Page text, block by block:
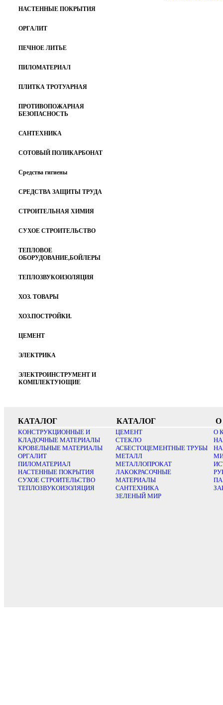
НАСТЕННЫЕ ПОКРЫТИЯ
ОРГАЛИТ
ПЕЧНОЕ ЛИТЬЕ
ПИЛОМАТЕРИАЛ
ПЛИТКА ТРОТУАРНАЯ
ПРОТИВОПОЖАРНАЯ
БЕЗОПАСНОСТЬ
САНТЕХНИКА
СОТОВЫЙ ПОЛИКАРБОНАТ
Средства гигиены
СРЕДСТВА ЗАЩИТЫ ТРУДА
СТРОИТЕЛЬНАЯ ХИМИЯ
СУХОЕ СТРОИТЕЛЬСТВО
ТЕПЛОВОЕ
ОБОРУДОВАНИЕ,БОЙЛЕРЫ
ТЕПЛОЗВУКОИЗОЛЯЦИЯ
ХОЗ. ТОВАРЫ
ХОЗ.ПОСТРОЙКИ.
ЦЕМЕНТ
ЭЛЕКТРИКА
ЭЛЕКТРОИНСТРУМЕНТ И
КОМПЛЕКТУЮЩИЕ
КАТАЛОГ КАТАЛОГ О
КОНСТРУКЦИОННЫЕ И
КЛАДОЧНЫЕ МАТЕРИАЛЫ
КРОВЕЛЬНЫЕ МАТЕРИАЛЫ
ОРГАЛИТ
ПИЛОМАТЕРИАЛ
НАСТЕННЫЕ ПОКРЫТИЯ
СУХОЕ СТРОИТЕЛЬСТВО
ТЕПЛОЗВУКОИЗОЛЯЦИЯ
ЦЕМЕНТ
СТЕКЛО
АСБЕСТОЦЕМЕНТНЫЕ ТРУБЫ
МЕТАЛЛ
МЕТАЛЛОПРОКАТ
ЛАКОКРАСОЧНЫЕ
МАТЕРИАЛЫ
САНТЕХНИКА
ЗЕЛЕНЫЙ МИР
О